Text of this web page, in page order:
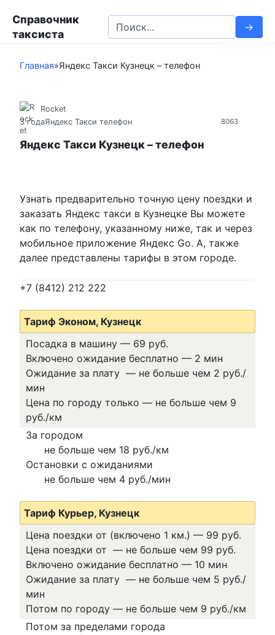
Справочник
таксиста
e
r
o
r
:
Главная»Яндекс Такси Кузнецк – телефон
8063
Rocket
3 годаЯндекс Такси телефон
Яндекс Такси Кузнецк – телефон
Узнать предварительно точную цену поездки и
заказать Яндекс такси в Кузнецке Вы можете
как по телефону, указанному ниже, так и через
мобильное приложение Яндекс Go. А, также
далее представлены тарифы в этом городе.
+7 (8412) 212 222
Тариф Эконом, Кузнецк
Посадка в машину — 69 руб.
Включено ожидание бесплатно — 2 мин
Ожидание за плату — не больше чем 2 руб./
мин
Цена по городу только — не больше чем 9
руб./км
За городом
не больше чем 18 руб./км
Остановки с ожиданиями
не больше чем 4 руб./мин
Тариф Курьер, Кузнецк
Цена поездки от (включено 1 км.) — 99 руб.
Цена поездки от — не больше чем 99 руб.
Включено ожидание бесплатно — 10 мин
Ожидание за плату — не больше чем 5 руб./
мин
Потом по городу — не больше чем 9 руб./км
Потом за пределами города